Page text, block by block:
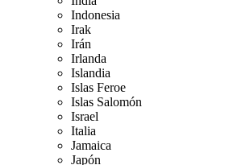
Indonesia
Irak
Irán
Irlanda
Islandia
Islas Feroe
Islas Salomón
Israel
Italia
Jamaica
Japón